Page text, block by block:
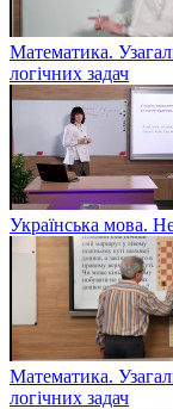
Математика.
логічних задач
Українська мова.
Математика.
логічних задач